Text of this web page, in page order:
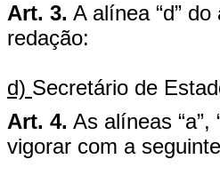
Art. 3. A alínea “d”
redação:
d) Secretário de
Art. 4. As alíneas “a”,
vigorar com a